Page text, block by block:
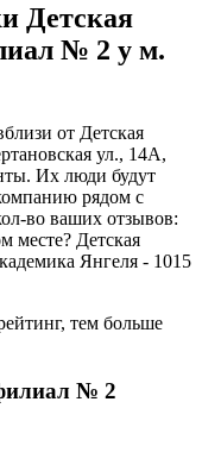
Детская
№ 2 у м.
от Детская
ул., 14А,
Их люди будут
рядом с
во ваших отзывов:
месте? Детская
Янгеля - 1015
тем больше
№ 2